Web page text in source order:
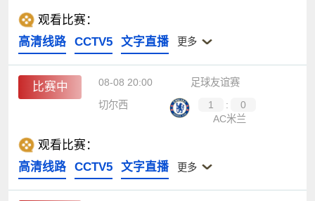
观看比赛：
高清线路
CCTV5 文字直播 更多
比赛中 08-08 20:00
足球友谊赛
切尔西
1 :
0
AC米兰
观看比赛：
高清线路
CCTV5 文字直播 更多